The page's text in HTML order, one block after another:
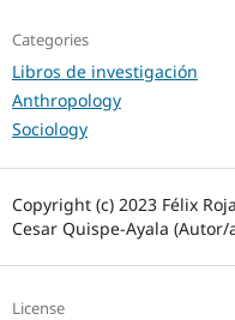
Categories
Libros de investigación
Anthropology
Sociology
Copyright (c) 2023 Félix
Cesar Quispe-Ayala (Autor/
License